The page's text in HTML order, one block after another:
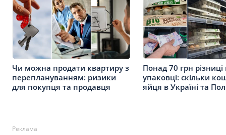
Чи можна продати квартиру з
переплануванням: ризики
для покупця та продавця
Понад 70 грн різниці
упаковці: скільки
яйця в Україні та
Реклама